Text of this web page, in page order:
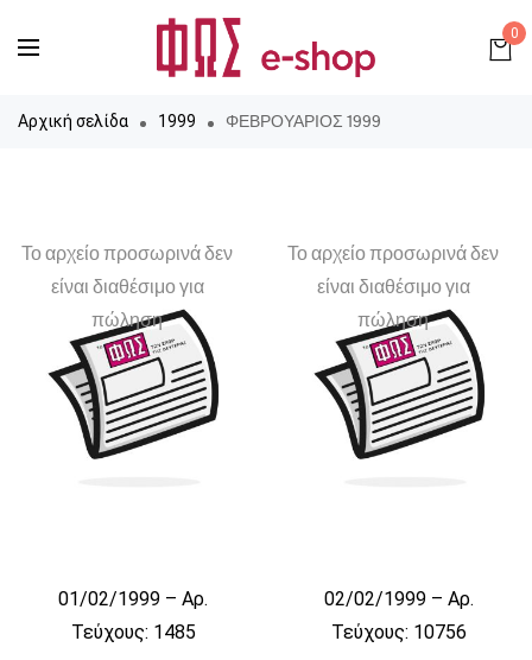
0
Αρχική σελίδα 1999 ΦΕΒΡΟΥΑΡΙΟΣ 1999
Το αρχείο προσωρινά δεν
είναι διαθέσιμο για
πώληση
01/02/1999 – Αρ.
Τεύχους: 1485
Το αρχείο προσωρινά δεν
είναι διαθέσιμο για
πώληση
02/02/1999 – Αρ.
Τεύχους: 10756